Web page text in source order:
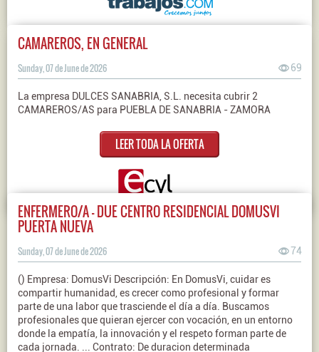
CAMAREROS, EN GENERAL
Sunday, 07 de June de 2026 69
La empresa DULCES SANABRIA, S.L. necesita cubrir 2
CAMAREROS/AS para PUEBLA DE SANABRIA - ZAMORA
LEER TODA LA OFERTA
ENFERMERO/A - DUE CENTRO RESIDENCIAL DOMUSVI
PUERTA NUEVA
Sunday, 07 de June de 2026 74
() Empresa: DomusVi Descripción: En DomusVi, cuidar es
compartir humanidad, es crecer como profesional y formar
parte de una labor que trasciende el día a día. Buscamos
profesionales que quieran ejercer con vocación, en un entorno
donde la empatía, la innovación y el respeto forman parte de
cada jornada. ... Contrato: De duracion determinada